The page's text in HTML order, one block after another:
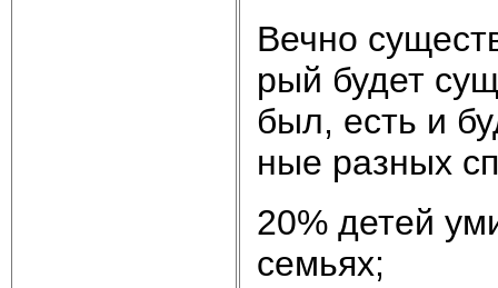
Веч­но
рый бу­дет
был, есть и
ные раз­ных
20% де­тей
семь­ях;